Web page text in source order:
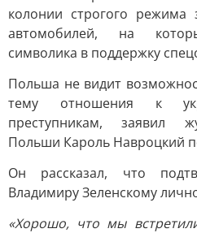
колонии строгого
автомобилей, на
символика в поддержку
Польша не видит
тему отношения к
преступникам, заявил
Польши Кароль Навроцкий
Он рассказал, что
Владимиру Зеленскому
«Хорошо, что мы